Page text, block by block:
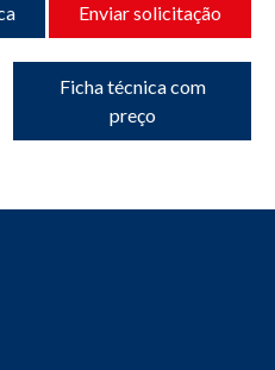
Enviar solicitação
Ficha técnica com
preço